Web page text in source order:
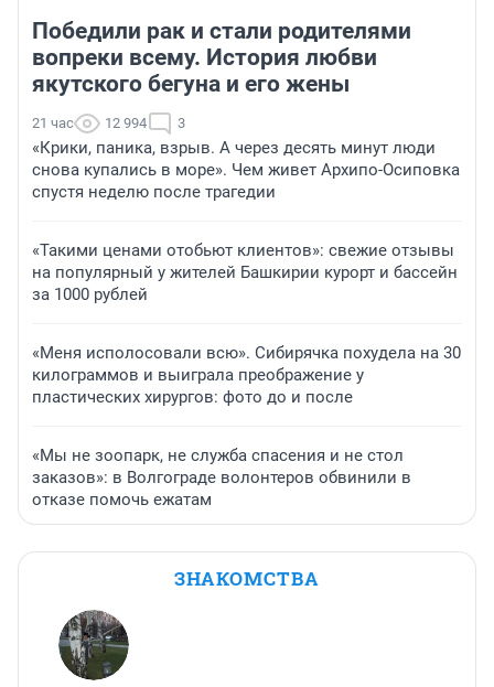
Победили рак и стали родителями
вопреки всему. История любви
якутского бегуна и его жены
21 час 12 994 3
«Крики, паника, взрыв. А через десять минут люди
снова купались в море». Чем живет Архипо-Осиповка
спустя неделю после трагедии
«Такими ценами отобьют клиентов»: свежие отзывы
на популярный у жителей Башкирии курорт и бассейн
за 1000 рублей
«Меня исполосовали всю». Сибирячка похудела на 30
килограммов и выиграла преображение у
пластических хирургов: фото до и после
«Мы не зоопарк, не служба спасения и не стол
заказов»: в Волгограде волонтеров обвинили в
отказе помочь ежатам
ЗНАКОМСТВА